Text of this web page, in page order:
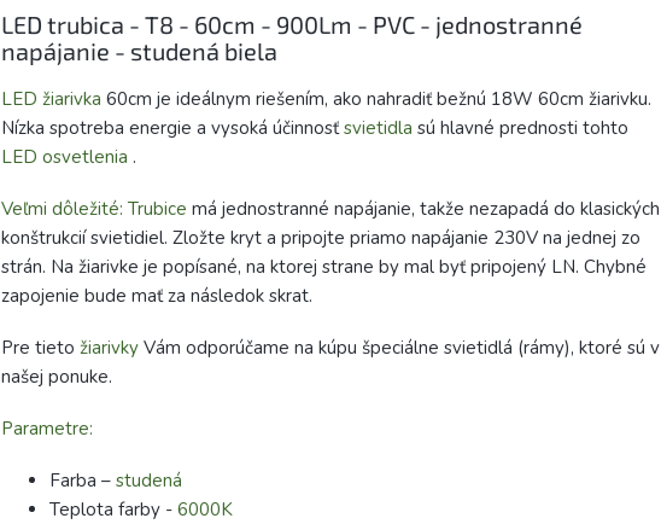
LED trubica - T8 - 60cm - 900Lm - PVC - jednostranné
napájanie - studená biela
LED žiarivka 60cm je ideálnym riešením, ako nahradiť bežnú 18W 60cm žiarivku.
Nízka spotreba energie a vysoká účinnosťsvietidla sú hlavné prednosti tohto
LED osvetlenia .
Veľmi dôležité: Trubice má jednostranné napájanie, takže nezapadá do klasických
konštrukcií svietidiel. Zložte kryt a pripojte priamo napájanie 230V na jednej zo
strán. Na žiarivke je popísané, na ktorej strane by mal byť pripojený LN. Chybné
zapojenie bude mať za následok skrat.
Pre tieto žiarivky Vám odporúčame na kúpu špeciálne svietidlá (rámy), ktoré sú v
našej ponuke.
Parametre:
Farba – studená
Teplota farby - 6000K